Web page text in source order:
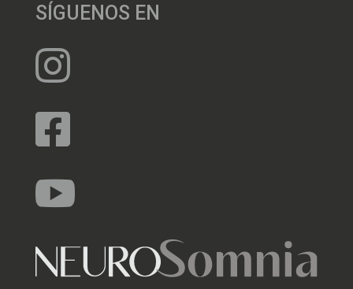
SÍGUENOS EN


